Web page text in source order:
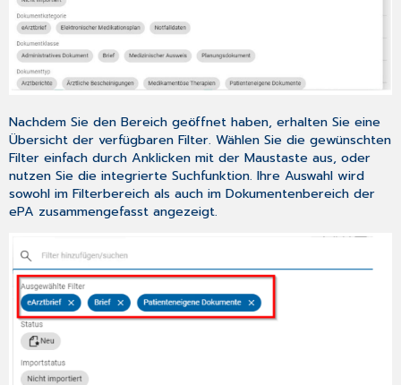
Nachdem Sie den Bereich geöffnet haben, erhalten Sie eine
Übersicht der verfügbaren Filter. Wählen Sie die gewünschten
Filter einfach durch Anklicken mit der Maustaste aus, oder
nutzen Sie die integrierte Suchfunktion. Ihre Auswahl wird
sowohl im Filterbereich als auch im Dokumentenbereich der
ePA zusammengefasst angezeigt.